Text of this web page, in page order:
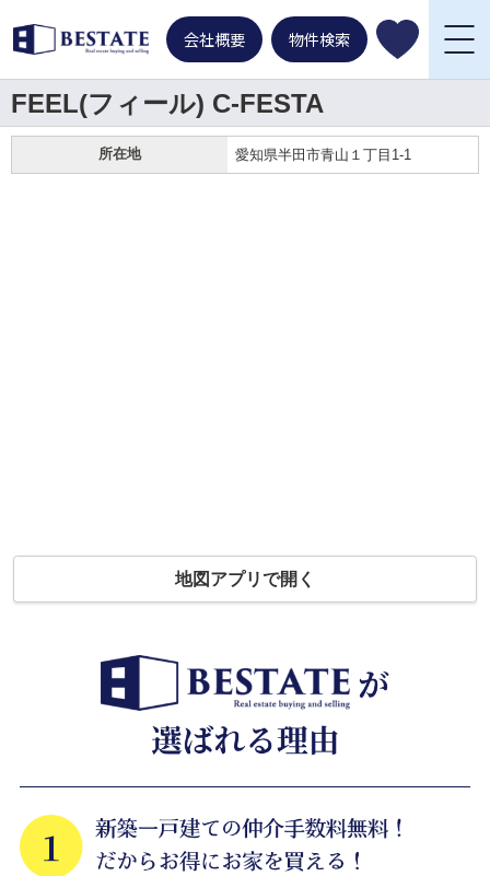
会社概要 物件検索
FEEL(フィール) C-FESTA
所在地 愛知県半田市青山１丁目1-1
地図アプリで開く